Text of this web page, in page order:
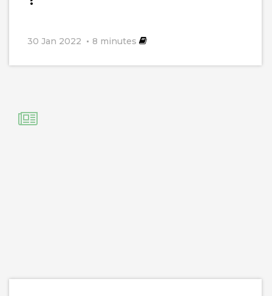
30 Jan 2022 8 minutes